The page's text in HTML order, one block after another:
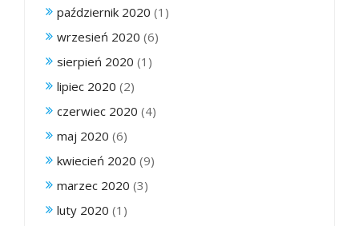
październik 2020 (1)
wrzesień 2020 (6)
sierpień 2020 (1)
lipiec 2020 (2)
czerwiec 2020 (4)
maj 2020 (6)
kwiecień 2020 (9)
marzec 2020 (3)
luty 2020 (1)